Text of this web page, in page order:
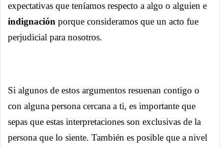
expectativas que teníamos respecto a algo o alguien e
indignación porque consideramos que un acto fue
perjudicial para nosotros.
Si algunos de estos argumentos resuenan contigo o
con alguna persona cercana a ti, es importante que
sepas que estas interpretaciones son exclusivas de la
persona que lo siente. También es posible que a nivel